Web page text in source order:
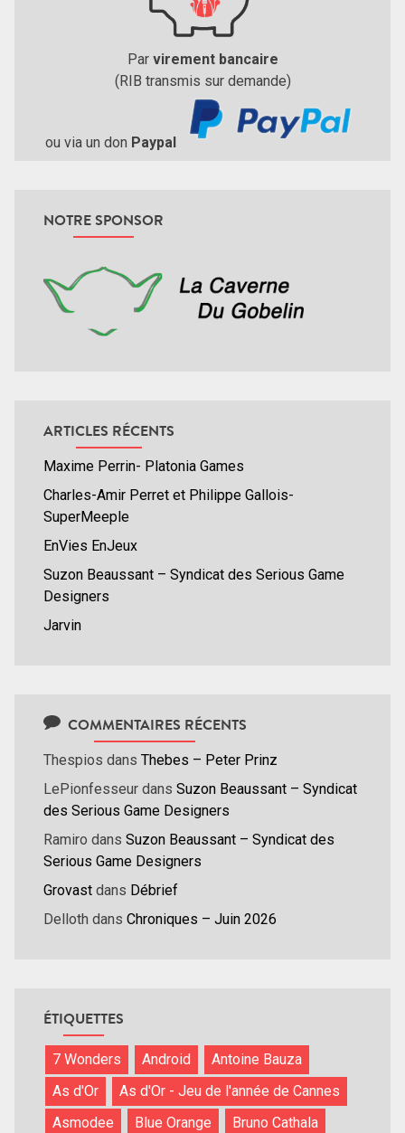
Par virement bancaire
(RIB transmis sur demande)
ou via un don Paypal
NOTRE SPONSOR
ARTICLES RÉCENTS
Maxime Perrin- Platonia Games
Charles-Amir Perret et Philippe Gallois-
SuperMeeple
EnVies EnJeux
Suzon Beaussant – Syndicat des Serious Game
Designers
Jarvin
COMMENTAIRES RÉCENTS
Thespios dans Thebes – Peter Prinz
LePionfesseur dans Suzon Beaussant – Syndicat
des Serious Game Designers
Ramiro dans Suzon Beaussant – Syndicat des
Serious Game Designers
Grovast dans Débrief
Delloth dans Chroniques – Juin 2026
ÉTIQUETTES
7 Wonders Android
Antoine Bauza
As d'Or
As d'Or - Jeu de l'année de Cannes
Asmodee
Blue Orange
Bruno Cathala